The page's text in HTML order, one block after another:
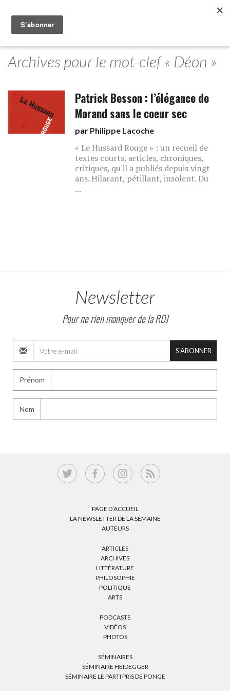
Archives pour le mot-clef « Déon »
Patrick Besson : l’élégance de
Morand sans le coeur sec
par Philippe Lacoche
« Le Hussard Rouge » : un recueil de
textes courts, articles, chroniques,
critiques, qu'il a publiés depuis vingt
ans. Hilarant, pétillant, insolent. Du
...
Newsletter
Pour ne rien manquer de la RDJ
S'ABONNER
Prénom
Nom
PAGE D’ACCUEIL
LA NEWSLETTER DE LA SEMAINE
AUTEURS
ARTICLES
ARCHIVES
LITTÉRATURE
PHILOSOPHIE
POLITIQUE
ARTS
PODCASTS
VIDÉOS
PHOTOS
SÉMINAIRES
SÉMINAIRE HEIDEGGER
SÉMINAIRE LE PARTI PRIS DE PONGE